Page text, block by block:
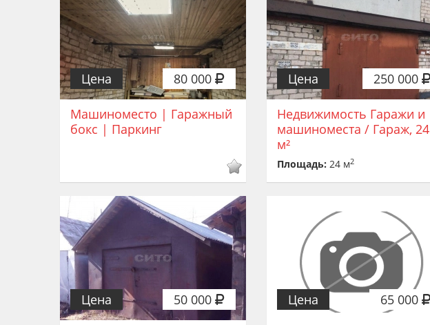
80 000
Цена
Машиноместо | Гаражный
бокс | Паркинг
250 000
Цена
Недвижимость Гаражи и
машиноместа / Гараж, 24
м²
Площадь: 24 м2
50 000
Цена 65 000
Цена